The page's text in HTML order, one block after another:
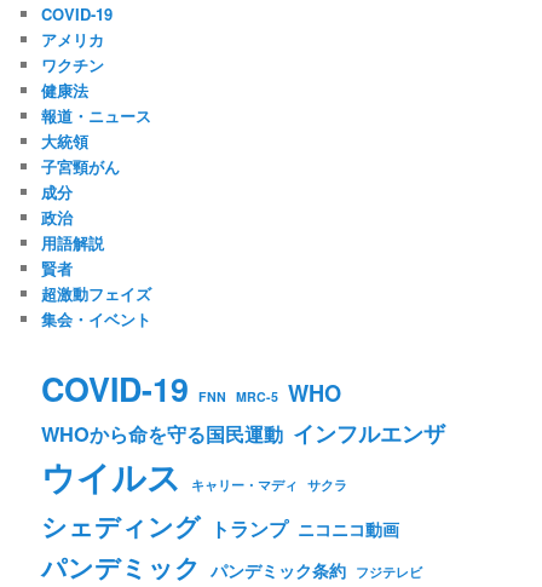
COVID-19
アメリカ
ワクチン
健康法
報道・ニュース
大統領
子宮頸がん
成分
政治
用語解説
賢者
超激動フェイズ
集会・イベント
COVID-19 FNN MRC-5 WHO
WHOから命を守る国民運動 インフルエンザ
ウイルス キャリー・マディ サクラ
シェディング トランプ ニコニコ動画
パンデミック パンデミック条約 フジテレビ